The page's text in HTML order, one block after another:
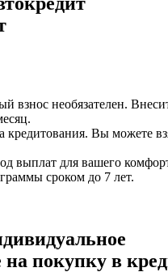
взнос необязателен.
кредитования. Вы можете
выплат для вашего
сроком до 7 лет.
на покупку в